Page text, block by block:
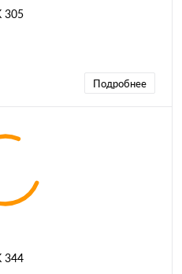
305
Подробнее
344